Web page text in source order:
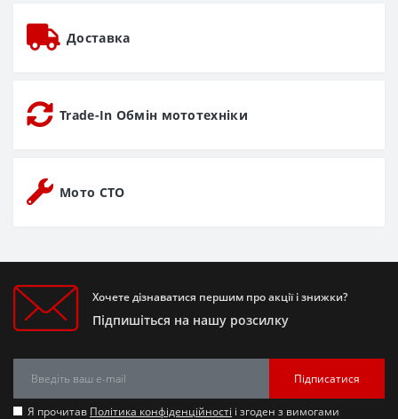
Доставка
Trade-In Обмін мототехніки
Мото СТО
Хочете дізнаватися першим про акції і знижки?
Підпишіться на нашу розсилку
Підписатися
Я прочитав Політика конфіденційності і згоден з вимогами